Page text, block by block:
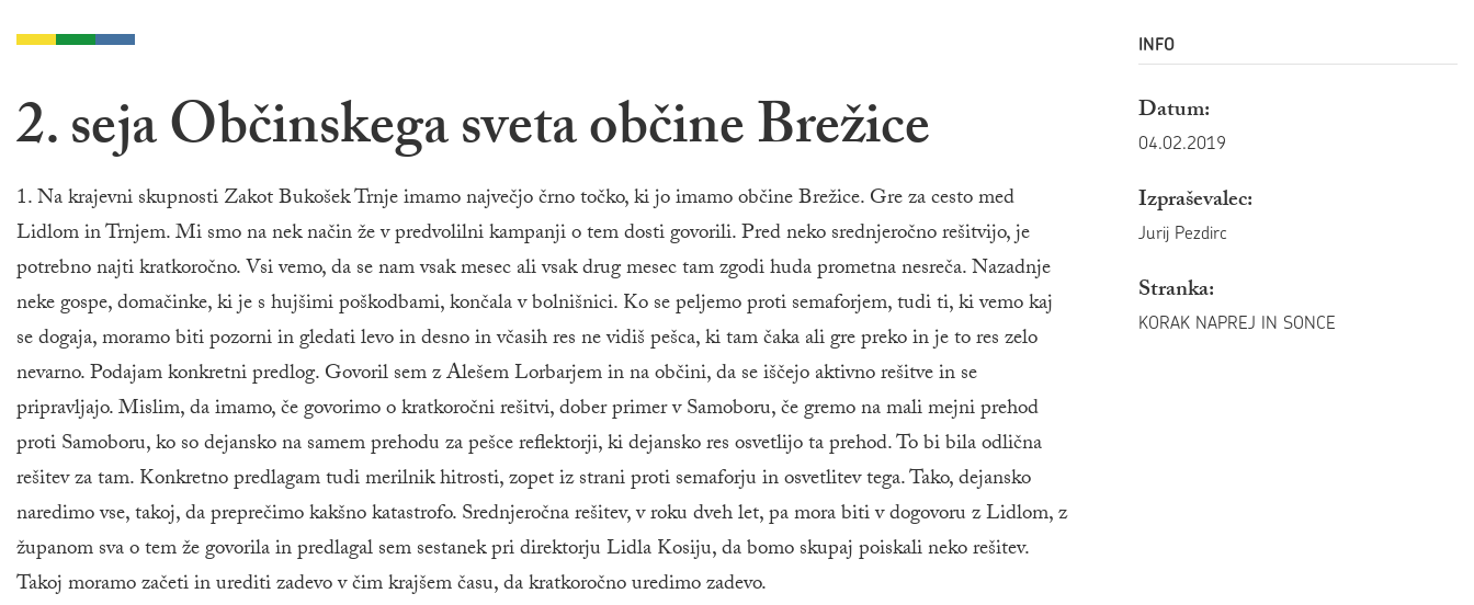
2. seja Občinskega sveta občine Brežice
1. Na krajevni skupnosti Zakot Bukošek Trnje imamo največjo črno točko, ki jo imamo občine Brežice. Gre za cesto med
Lidlom in Trnjem. Mi smo na nek način že v predvolilni kampanji o tem dosti govorili. Pred neko srednjeročno rešitvijo, je
potrebno najti kratkoročno. Vsi vemo, da se nam vsak mesec ali vsak drug mesec tam zgodi huda prometna nesreča. Nazadnje
neke gospe, domačinke, ki je s hujšimi poškodbami, končala v bolnišnici. Ko se peljemo proti semaforjem, tudi ti, ki vemo kaj
se dogaja, moramo biti pozorni in gledati levo in desno in včasih res ne vidiš pešca, ki tam čaka ali gre preko in je to res zelo
nevarno. Podajam konkretni predlog. Govoril sem z Alešem Lorbarjem in na občini, da se iščejo aktivno rešitve in se
pripravljajo. Mislim, da imamo, če govorimo o kratkoročni rešitvi, dober primer v Samoboru, če gremo na mali mejni prehod
proti Samoboru, ko so dejansko na samem prehodu za pešce reflektorji, ki dejansko res osvetlijo ta prehod. To bi bila odlična
rešitev za tam. Konkretno predlagam tudi merilnik hitrosti, zopet iz strani proti semaforju in osvetlitev tega. Tako, dejansko
naredimo vse, takoj, da preprečimo kakšno katastrofo. Srednjeročna rešitev, v roku dveh let, pa mora biti v dogovoru z Lidlom, z
županom sva o tem že govorila in predlagal sem sestanek pri direktorju Lidla Kosiju, da bomo skupaj poiskali neko rešitev.
Takoj moramo začeti in urediti zadevo v čim krajšem času, da kratkoročno uredimo zadevo.
INFO
Datum:
04.02.2019
Izpraševalec:
Jurij Pezdirc
Stranka:
KORAK NAPREJ IN SONCE